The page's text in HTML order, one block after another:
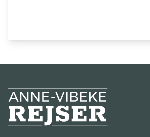
Anne-Vibeke Rejser